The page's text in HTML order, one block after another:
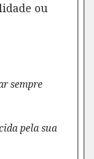
ou
sempre
pela sua